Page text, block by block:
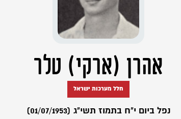
אהרן (ארקי) טלר
חלל מערכות ישראל
נפל ביום י"ח בתמוז תשי"ג (01/07/1953)